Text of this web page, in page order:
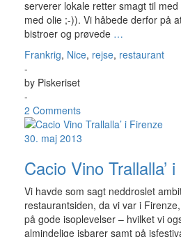
serverer lokale retter smagt til
med olie ;-)). Vi håbede derfor på
bistroer og prøvede …
Frankrig, Nice, rejse, restaurant
-
by Piskeriset
-
2 Comments
30. maj 2013
Cacio Vino Trallalla’
Vi havde som sagt neddroslet
restaurantsiden, da vi var i
på gode isoplevelser – hvilket vi
almindelige isbarer samt på